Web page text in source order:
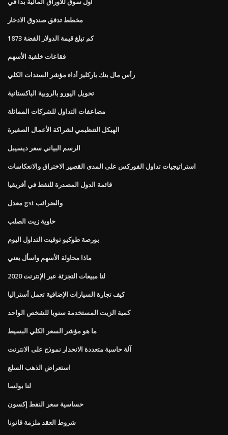
مخطط تدفق صندوق الادخار
كم تبلغ قيمة الدولار الفضة 1873
فقاعات خلفية الأسهم
رأس مال بنك باركليز أداء مؤشر السندات الكلي
تحويل اليورو بالروبية الباكستانية
مضاعفات التداول للشركات المماثلة
الهيكل التنظيمي لشراكة الأعمال الصغيرة
الرسم البياني سعر ديسيبل
استراتيجيات تداول الفوركس على المدى القصير الاختراق والانعكاسات
قائمة الدول المصدرة للنفط في أفريقيا
معدل gst والضرائب
حاوية زيت الصلب
بورصة طوكيو توقيت التداول اليوم
ماذا محاولة الأسهم واسأل يعني
لنا مبيعات التجزئة عبر الإنترنت 2020
كيف تجارة السيارات الإضافية تعمل أستراليا
كمية الزيت المستخدمة سنويا للشخص الواحد
ما هو مؤشر السعر الكلي البسيط
آلة حاسبة متعددة الانحدار نموذج على الانترنت
استعراض الذهب السلع
لنا بولسا
حساسية سعر النفط إكسون
شروط العقد ملزمة قانونا